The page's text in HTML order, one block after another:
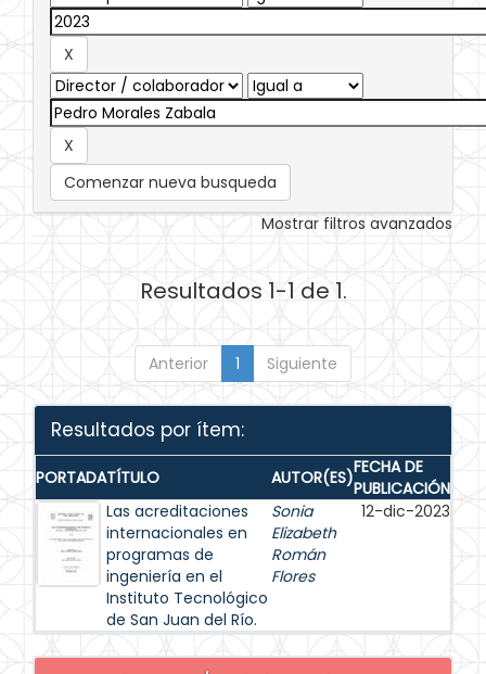
Comenzar nueva busqueda
Mostrar filtros avanzados
Resultados 1-1 de 1.
Anterior 1 Siguiente
Resultados por ítem:
PORTADATÍTULO AUTOR(ES)FECHA DE
PUBLICACIÓN
Las acreditaciones
internacionales en
programas de
ingeniería en el
Instituto Tecnológico
de San Juan del Río.
Sonia
Elizabeth
Román
Flores
12-dic-2023